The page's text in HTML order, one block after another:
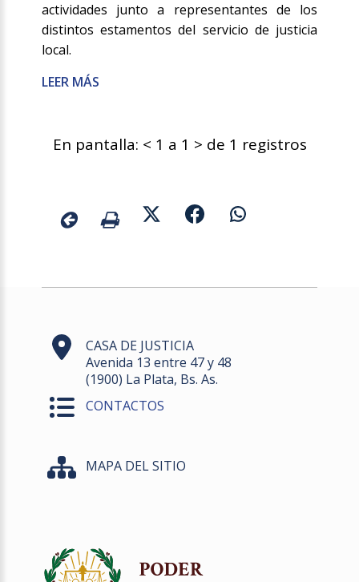
actividades junto a representantes de los
distintos estamentos del servicio de justicia
local.
LEER MÁS
En pantalla: < 1 a 1 > de 1 registros
CASA DE JUSTICIA
Avenida 13 entre 47 y 48
(1900) La Plata, Bs. As.
CONTACTOS
MAPA DEL SITIO